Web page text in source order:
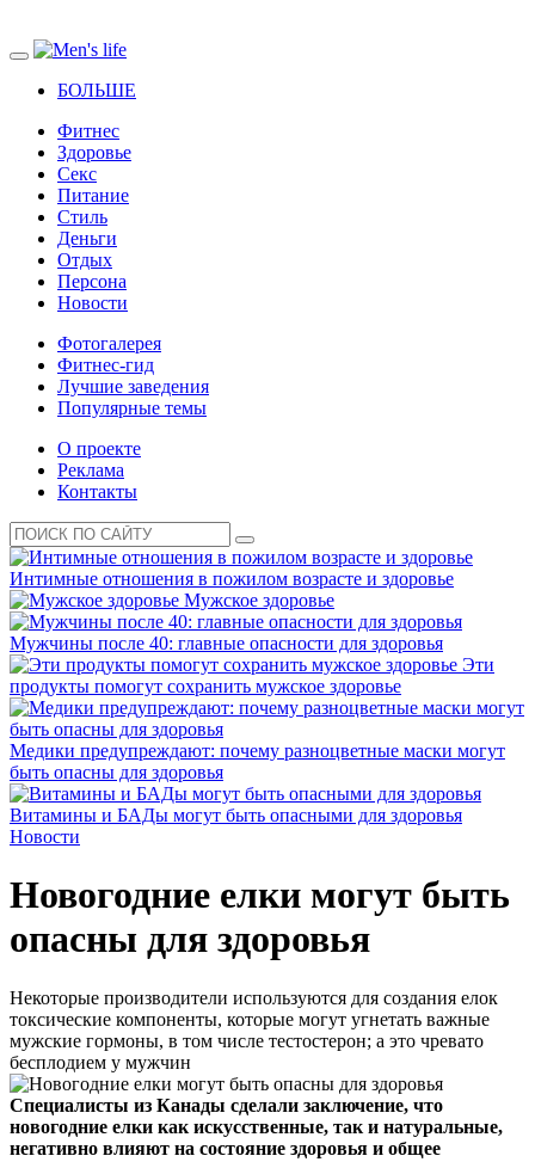
БОЛЬШЕ
Фитнес
Здоровье
Секс
Питание
Стиль
Деньги
Отдых
Персона
Новости
Фотогалерея
Фитнес-гид
Лучшие заведения
Популярные темы
О проекте
Реклама
Контакты
Интимные отношения в пожилом возрасте и здоровье
Мужское здоровье
Мужчины после 40: главные опасности для здоровья
Эти
продукты помогут сохранить мужское здоровье
Медики предупреждают: почему разноцветные маски могут
быть опасны для здоровья
Витамины и БАДы могут быть опасными для здоровья
Новости
Новогодние елки могут быть
опасны для здоровья
Некоторые производители используются для создания елок
токсические компоненты, которые могут угнетать важные
мужские гормоны, в том числе тестостерон; а это чревато
бесплодием у мужчин
Специалисты из Канады сделали заключение, что
новогодние елки как искусственные, так и натуральные,
негативно влияют на состояние здоровья и общее